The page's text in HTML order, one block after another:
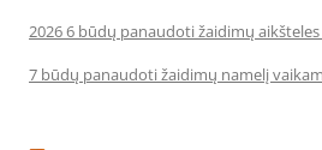
2026 6 būdų panaudoti žaidimų
7 būdų panaudoti žaidimų namelį